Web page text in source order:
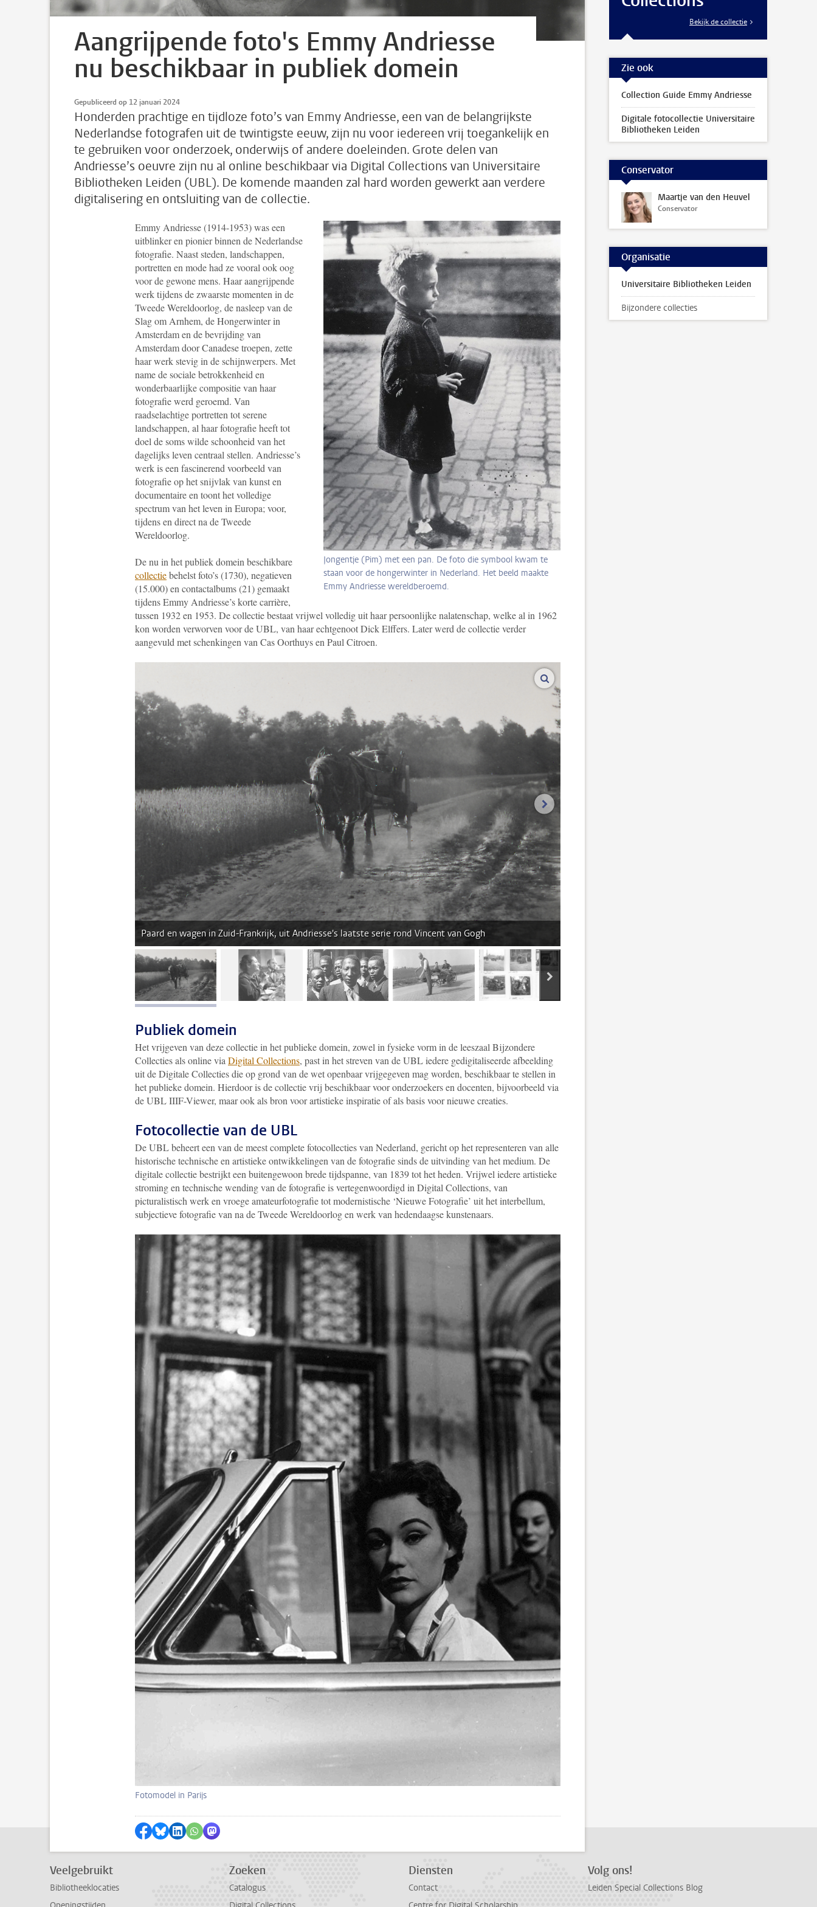
Aangrijpende foto's Emmy Andriesse
nu beschikbaar in publiek domein
Gepubliceerd op 12 januari 2024
Honderden prachtige en tijdloze foto’s van Emmy Andriesse, een van de belangrijkste
Nederlandse fotografen uit de twintigste eeuw, zijn nu voor iedereen vrij toegankelijk en
te gebruiken voor onderzoek, onderwijs of andere doeleinden. Grote delen van
Andriesse’s oeuvre zijn nu al online beschikbaar via Digital Collections van Universitaire
Bibliotheken Leiden (UBL). De komende maanden zal hard worden gewerkt aan verdere
digitalisering en ontsluiting van de collectie.
Jongentje (Pim) met een pan. De foto die symbool kwam te
staan voor de hongerwinter in Nederland. Het beeld maakte
Emmy Andriesse wereldberoemd.
Emmy Andriesse (1914-1953) was een
uitblinker en pionier binnen de Nederlandse
fotografie. Naast steden, landschappen,
portretten en mode had ze vooral ook oog
voor de gewone mens. Haar aangrijpende
werk tijdens de zwaarste momenten in de
Tweede Wereldoorlog, de nasleep van de
Slag om Arnhem, de Hongerwinter in
Amsterdam en de bevrijding van
Amsterdam door Canadese troepen, zette
haar werk stevig in de schijnwerpers. Met
name de sociale betrokkenheid en
wonderbaarlijke compositie van haar
fotografie werd geroemd. Van
raadselachtige portretten tot serene
landschappen, al haar fotografie heeft tot
doel de soms wilde schoonheid van het
dagelijks leven centraal stellen. Andriesse’s
werk is een fascinerend voorbeeld van
fotografie op het snijvlak van kunst en
documentaire en toont het volledige
spectrum van het leven in Europa; voor,
tijdens en direct na de Tweede
Wereldoorlog.
De nu in het publiek domein beschikbare
collectiebehelst foto’s (1730), negatieven
(15.000) en contactalbums (21) gemaakt
tijdens Emmy Andriesse’s korte carrière,
tussen 1932 en 1953. De collectie bestaat vrijwel volledig uit haar persoonlijke nalatenschap, welke al in 1962
kon worden verworven voor de UBL, van haar echtgenoot Dick Elffers. Later werd de collectie verder
aangevuld met schenkingen van Cas Oorthuys en Paul Citroen.
Paard en wagen in Zuid-Frankrijk, uit Andriesse's laatste serie rond Vincent van Gogh
vergroot afbeeldingen
volgende afbeelding
afbeelding 1 afbeelding 2 afbeelding 3 afbeelding 4 afbeelding 5
Publiek domein
Het vrijgeven van deze collectie in het publieke domein, zowel in fysieke vorm in de leeszaal Bijzondere
Collecties als online via Digital Collections, past in het streven van de UBL iedere gedigitaliseerde afbeelding
uit de Digitale Collecties die op grond van de wet openbaar vrijgegeven mag worden, beschikbaar te stellen in
het publieke domein. Hierdoor is de collectie vrij beschikbaar voor onderzoekers en docenten, bijvoorbeeld via
de UBL IIIF-Viewer, maar ook als bron voor artistieke inspiratie of als basis voor nieuwe creaties.
Fotocollectie van de UBL
De UBL beheert een van de meest complete fotocollecties van Nederland, gericht op het representeren van alle
historische technische en artistieke ontwikkelingen van de fotografie sinds de uitvinding van het medium. De
digitale collectie bestrijkt een buitengewoon brede tijdspanne, van 1839 tot het heden. Vrijwel iedere artistieke
stroming en technische wending van de fotografie is vertegenwoordigd in Digital Collections, van
picturalistisch werk en vroege amateurfotografie tot modernistische ‘Nieuwe Fotografie’ uit het interbellum,
subjectieve fotografie van na de Tweede Wereldoorlog en werk van hedendaagse kunstenaars.
Fotomodel in Parijs
Delen op Facebook
Delen via Bluesky
Delen op LinkedIn
Delen via WhatsApp
Delen via Mastodon
Bekijk de collectie
Zie ook
Collection Guide Emmy Andriesse
Digitale fotocollectie Universitaire
Bibliotheken Leiden
Conservator
Maartje van den Heuvel
Conservator
Organisatie
Universitaire Bibliotheken Leiden
Bijzondere collecties
Veelgebruikt
Bibliotheeklocaties
Zoeken
Catalogus
Diensten
Contact
Volg ons!
Leiden Special Collections Blog